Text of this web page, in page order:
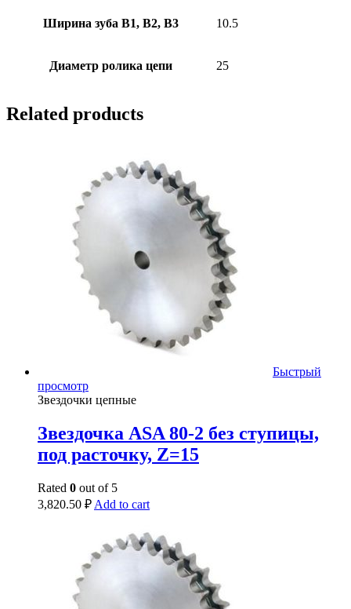
Ширина зуба В1, В2, В3 10.5
Диаметр ролика цепи 25
Related products
Быстрый
просмотр
Звездочки цепные
Звездочка ASA 80-2 без ступицы,
под расточку, Z=15
Rated 0 out of 5
3,820.50 ₽ Add to cart